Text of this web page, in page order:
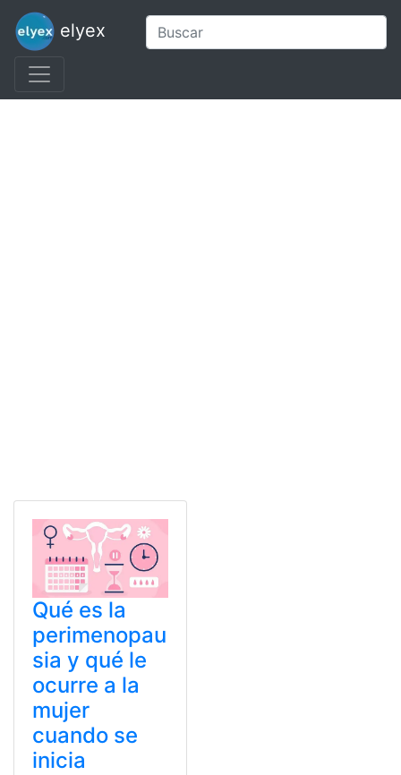
elyex
Qué es la
perimenopau
sia y qué le
ocurre a la
mujer
cuando se
inicia